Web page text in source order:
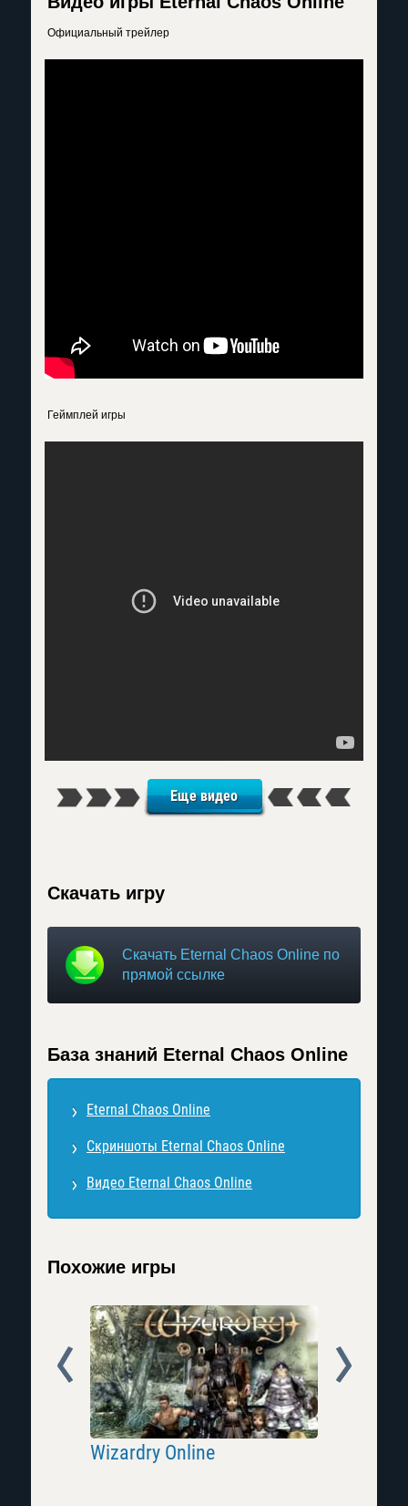
Официальный трейлер
Геймплей игры
Еще видео
Скачать игру
Скачать Eternal Chaos Online по
прямой ссылке
База знаний Eternal Chaos Online
Eternal Chaos Online
Скриншоты Eternal Chaos Online
Видео Eternal Chaos Online
Похожие игры
Wizardry Online
Prev